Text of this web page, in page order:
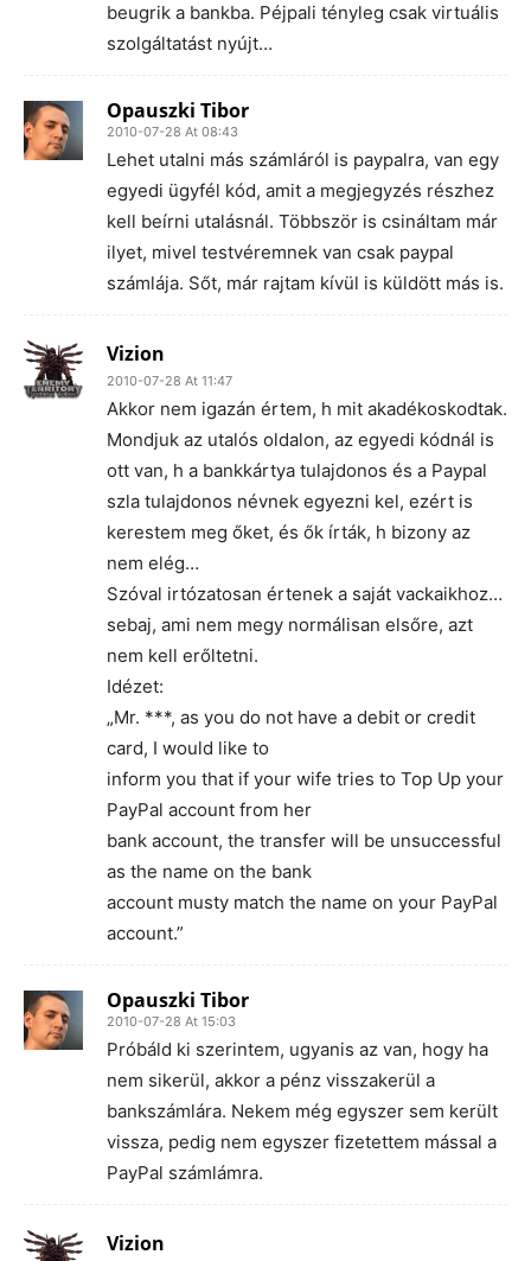
beugrik a bankba. Péjpali tényleg csak virtuális
szolgáltatást nyújt…
Opauszki Tibor
2010-07-28 At 08:43
Lehet utalni más számláról is paypalra, van egy
egyedi ügyfél kód, amit a megjegyzés részhez
kell beírni utalásnál. Többször is csináltam már
ilyet, mivel testvéremnek van csak paypal
számlája. Sőt, már rajtam kívül is küldött más is.
Vizion
2010-07-28 At 11:47
Akkor nem igazán értem, h mit akadékoskodtak.
Mondjuk az utalós oldalon, az egyedi kódnál is
ott van, h a bankkártya tulajdonos és a Paypal
szla tulajdonos névnek egyezni kel, ezért is
kerestem meg őket, és ők írták, h bizony az
nem elég…
Szóval irtózatosan értenek a saját vackaikhoz…
sebaj, ami nem megy normálisan elsőre, azt
nem kell erőltetni.
Idézet:
„Mr. ***, as you do not have a debit or credit
card, I would like to
inform you that if your wife tries to Top Up your
PayPal account from her
bank account, the transfer will be unsuccessful
as the name on the bank
account musty match the name on your PayPal
account.”
Opauszki Tibor
2010-07-28 At 15:03
Próbáld ki szerintem, ugyanis az van, hogy ha
nem sikerül, akkor a pénz visszakerül a
bankszámlára. Nekem még egyszer sem került
vissza, pedig nem egyszer fizetettem mással a
PayPal számlámra.
Vizion